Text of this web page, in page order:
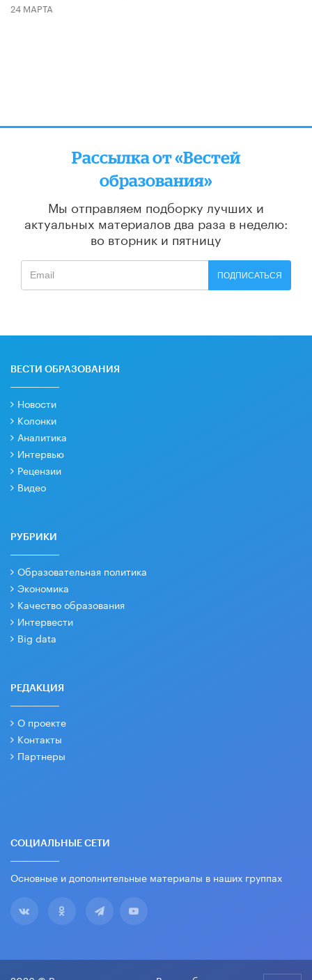
24 МАРТА
Рассылка от «Вестей
образования»
Мы отправляем подборку лучших и
актуальных материалов два раза в неделю:
во вторник и пятницу
ПОДПИСАТЬСЯ
ВЕСТИ ОБРАЗОВАНИЯ
Новости
Колонки
Аналитика
Интервью
Рецензии
Видео
РУБРИКИ
Образовательная политика
Экономика
Качество образования
Интервести
Big data
РЕДАКЦИЯ
О проекте
Контакты
Партнеры
СОЦИАЛЬНЫЕ СЕТИ
Основные и дополнительные материалы в наших группах